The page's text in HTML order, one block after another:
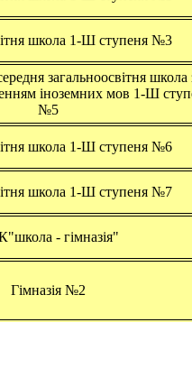
школа 1-Ш ступеня №3
загальноосвітня школа
іноземних мов 1-Ш
№5
школа 1-Ш ступеня №6
школа 1-Ш ступеня №7
- гімназія"
Гімназія №2